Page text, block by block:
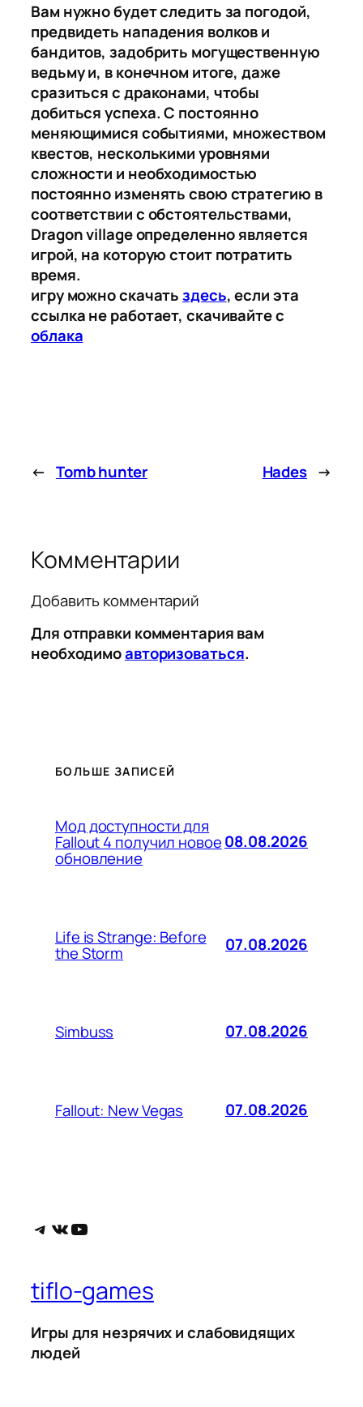
Вам нужно будет следить за погодой,
предвидеть нападения волков и
бандитов, задобрить могущественную
ведьму и, в конечном итоге, даже
сразиться с драконами, чтобы
добиться успеха. С постоянно
меняющимися событиями, множеством
квестов, несколькими уровнями
сложности и необходимостью
постоянно изменять свою стратегию в
соответствии с обстоятельствами,
Dragon village определенно является
игрой, на которую стоит потратить
время.
игру можно скачатьздесь, если эта
ссылка не работает, скачивайте с
облака
← Tomb hunter Hades →
Комментарии
Добавить комментарий
Для отправки комментария вам
необходимоавторизоваться.
БОЛЬШЕ ЗАПИСЕЙ
Мод доступности для
Fallout 4 получил новое
обновление
08.08.2026
Life is Strange: Before
the Storm 07.08.2026
Simbuss 07.08.2026
Fallout: New Vegas 07.08.2026
Telegram
ВКонтакте
YouTube
tiflo-games
Игры для незрячих и слабовидящих
людей